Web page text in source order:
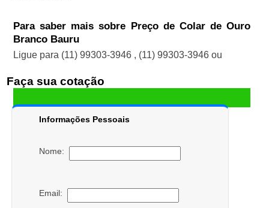
Para saber mais sobre Preço de Colar de Ouro
Branco Bauru
Ligue para (11) 99303-3946 , (11) 99303-3946 ou
Faça sua cotação
Informações Pessoais
Nome:
Email: